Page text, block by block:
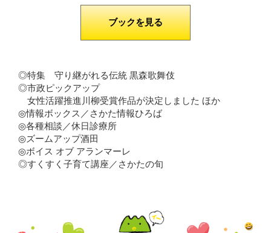
ブックを見る
◎特集 守り継がれる伝統 黒森歌舞伎
◎市政ピックアップ
女性活躍推進川柳受賞作品が決定しました ほか
◎情報ボックス／さかた情報ひろば
◎各種相談／休日診療所
◎ズームアップ酒田
◎ボイス オブ アランマーレ
◎すくすく子育て講座／さかたの旬